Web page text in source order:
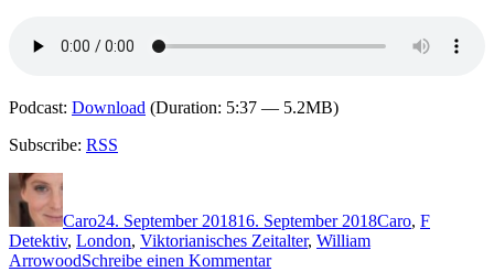
Podcast: Download (Duration: 5:37 — 5.2MB)
Subscribe: RSS
Autor
Caro24. September 201816. September 2018Caro, F
Detektiv, London, Viktorianisches Zeitalter, William
ArrowoodSchreibe einen Kommentarzu